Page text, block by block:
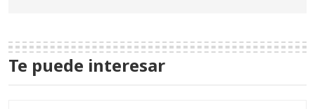
Te puede interesar